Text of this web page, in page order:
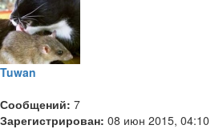
Tuwan
Сообщений: 7
Зарегистрирован: 08 июн 2015, 04:10